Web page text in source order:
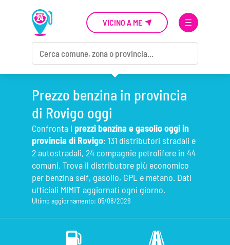
VICINO A ME
Prezzo benzina in provincia
di Rovigo oggi
Confronta i prezzi benzina e gasolio oggi in
provincia di Rovigo: 131 distributori stradali e
2 autostradali, 24 compagnie petrolifere in 44
comuni. Trova il distributore più economico
per benzina self, gasolio, GPL e metano. Dati
ufficiali MIMIT aggiornati ogni giorno.
Ultimo aggiornamento: 05/08/2026